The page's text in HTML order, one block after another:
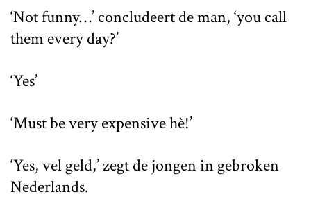
‘Not funny…’ concludeert de man, ‘you call
them every day?’
‘Yes’
‘Must be very expensive hè!’
‘Yes, vel geld,’ zegt de jongen in gebroken
Nederlands.